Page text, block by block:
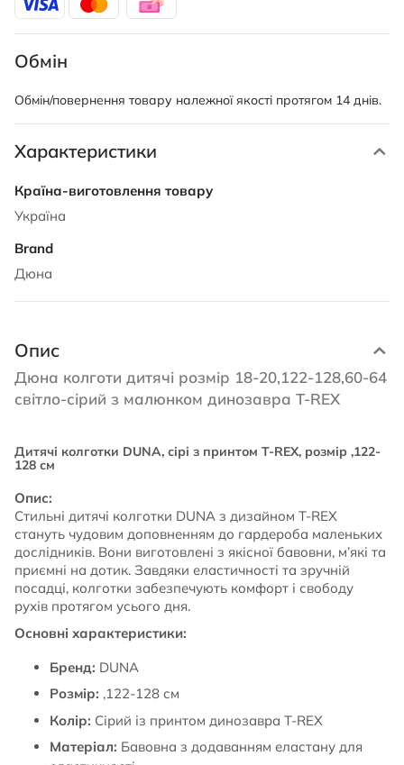
Обмін
Обмін/повернення товару належної якості протягом 14 днів.
Характеристики
Характеристики
Україна
Дюна
Опис
Дюна колготи дитячі розмір 18-20,122-128,60-64
світло-сірий з малюнком динозавра T-REX
Дитячі колготки DUNA, сірі з принтом T-REX, розмір ,122-
128 см
Опис:
Стильні дитячі колготки DUNA з дизайном T-REX
стануть чудовим доповненням до гардероба маленьких
дослідників. Вони виготовлені з якісної бавовни, м’які та
приємні на дотик. Завдяки еластичності та зручній
посадці, колготки забезпечують комфорт і свободу
рухів протягом усього дня.
Основні характеристики:
Бренд: DUNA
Розмір: ,122-128 см
Колір: Сірий із принтом динозавра T-REX
Матеріал: Бавовна з додаванням еластану для